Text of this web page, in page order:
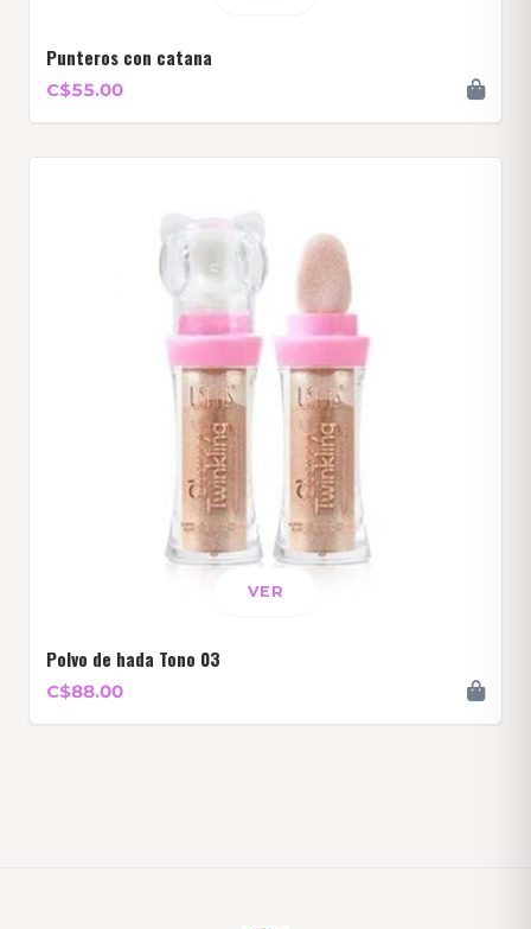
Punteros con catana
C$55.00
VER
Polvo de hada Tono 03
C$88.00